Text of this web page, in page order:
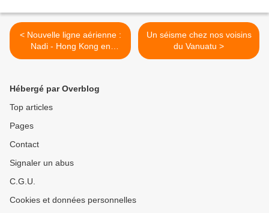
< Nouvelle ligne aérienne :
Nadi - Hong Kong en
décembre 2009
Un séisme chez nos voisins
du Vanuatu >
Hébergé par Overblog
Top articles
Pages
Contact
Signaler un abus
C.G.U.
Cookies et données personnelles